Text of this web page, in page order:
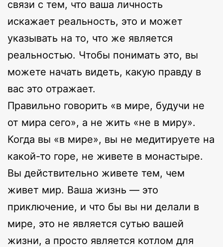
связи с тем, что ваша личность
искажает реальность, это и может
указывать на то, что же является
реальностью. Чтобы понимать это, вы
можете начать видеть, какую правду в
вас это отражает.
Правильно говорить «в мире, будучи не
от мира сего», а не жить «не в миру».
Когда вы «в мире», вы не медитируете на
какой-то горе, не живете в монастыре.
Вы действительно живете тем, чем
живет мир. Ваша жизнь — это
приключение, и что бы вы ни делали в
мире, это не является сутью вашей
жизни, а просто является котлом для